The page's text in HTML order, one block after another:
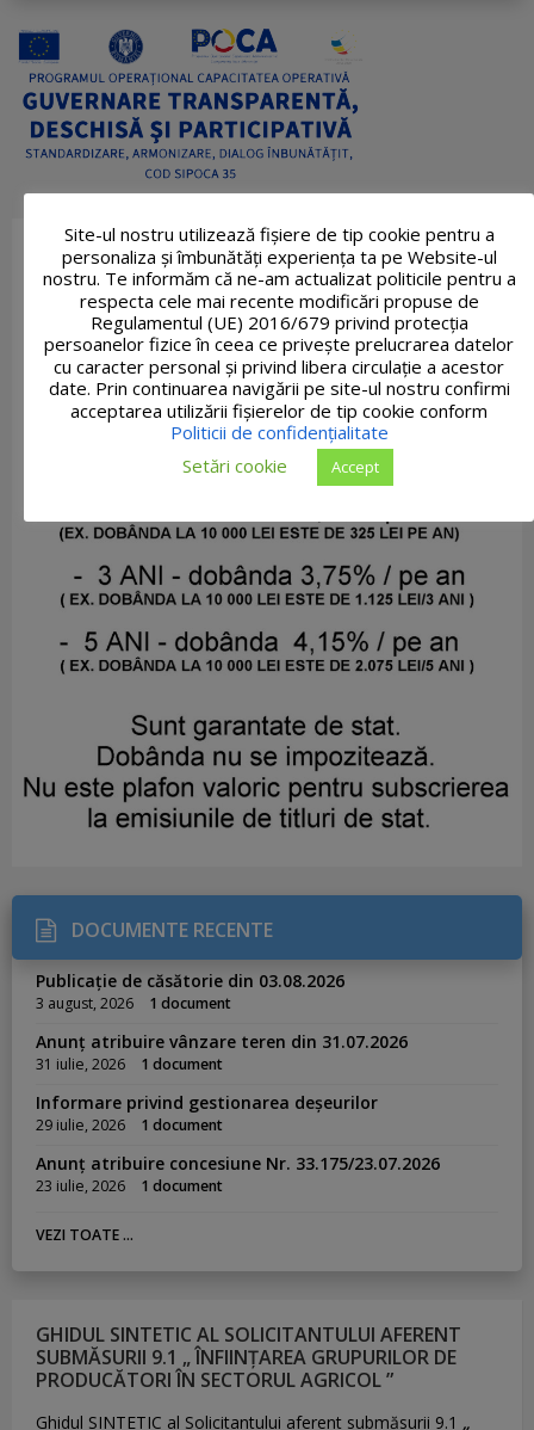
DOCUMENTE RECENTE
Publicație de căsătorie din 03.08.2026
3 august, 2026 1 document
Anunț atribuire vânzare teren din 31.07.2026
31 iulie, 2026 1 document
Informare privind gestionarea deșeurilor
29 iulie, 2026 1 document
Anunț atribuire concesiune Nr. 33.175/23.07.2026
23 iulie, 2026 1 document
VEZI TOATE ...
GHIDUL SINTETIC AL SOLICITANTULUI AFERENT
SUBMĂSURII 9.1 „ ÎNFIINȚAREA GRUPURILOR DE
PRODUCĂTORI ÎN SECTORUL AGRICOL ”
Ghidul SINTETIC al Solicitantului aferent submăsurii 9.1 „
Site-ul nostru utilizează fişiere de tip cookie pentru a
personaliza și îmbunătăți experiența ta pe Website-ul
nostru. Te informăm că ne-am actualizat politicile pentru a
respecta cele mai recente modificări propuse de
Regulamentul (UE) 2016/679 privind protecția
persoanelor fizice în ceea ce privește prelucrarea datelor
cu caracter personal și privind libera circulație a acestor
date. Prin continuarea navigării pe site-ul nostru confirmi
acceptarea utilizării fişierelor de tip cookie conform
Politicii de confidențialitate
Setări cookie
Accept